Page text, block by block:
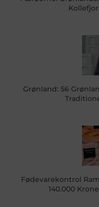
Grønland: 56
Fødevarekontrol
140.000